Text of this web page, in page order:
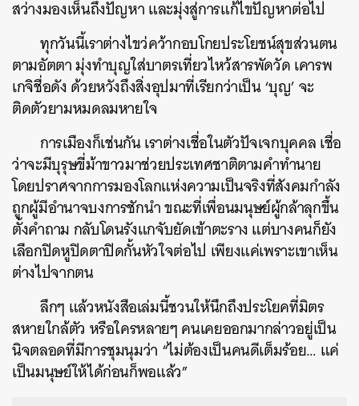
สว่างมองเห็นถึงปัญหา และมุ่งสู่การแก้ไขปัญหาต่อไป
ทุกวันนี้เราต่างไขว่คว้ากอบโกยประโยชน์สุขส่วนตน
ตามอัตตา มุ่งทำบุญใส่บาตรเที่ยวไหว้สารพัดวัด เคารพ
เกจิชื่อดัง ด้วยหวังถึงสิ่งอุปมาที่เรียกว่าเป็น ‘บุญ’ จะ
ติดตัวยามหมดลมหายใจ
การเมืองก็เช่นกัน เราต่างเชื่อในตัวปัจเจกบุคคล เชื่อ
ว่าจะมีบุรุษขี่ม้าขาวมาช่วยประเทศชาติตามคำทำนาย
โดยปราศจากการมองโลกแห่งความเป็นจริงที่สังคมกำลัง
ถูกผู้มีอำนาจบงการชักนำ ขณะที่เพื่อนมนุษย์ผู้กล้าลุกขึ้น
ตั้งคำถาม กลับโดนรังแกจับยัดเข้าตะราง แต่บางคนก็ยัง
เลือกปิดหูปิดตาปิดกั้นหัวใจต่อไป เพียงแค่เพราะเขาเห็น
ต่างไปจากตน
ลึกๆ แล้วหนังสือเล่มนี้ชวนให้นึกถึงประโยคที่มิตร
สหายใกล้ตัว หรือใครหลายๆ คนเคยออกมากล่าวอยู่เป็น
นิจตลอดที่มีการชุมนุมว่า “ไม่ต้องเป็นคนดีเต็มร้อย… แค่
เป็นมนุษย์ให้ได้ก่อนก็พอแล้ว”